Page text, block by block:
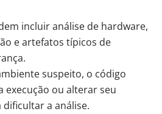
incluir análise de hardware,
e artefatos típicos de
suspeito, o código
ou alterar seu
a análise.